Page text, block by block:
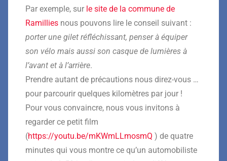
Par exemple, sur le site de la commune de
Ramillies nous pouvons lire le conseil suivant :
porter une gilet réfléchissant, penser à équiper
son vélo mais aussi son casque de lumières à
l’avant et à l’arrière.
Prendre autant de précautions nous direz-vous …
pour parcourir quelques kilomètres par jour !
Pour vous convaincre, nous vous invitons à
regarder ce petit film
(https://youtu.be/mKWmLLmosmQ ) de quatre
minutes qui vous montre ce qu’un automobiliste